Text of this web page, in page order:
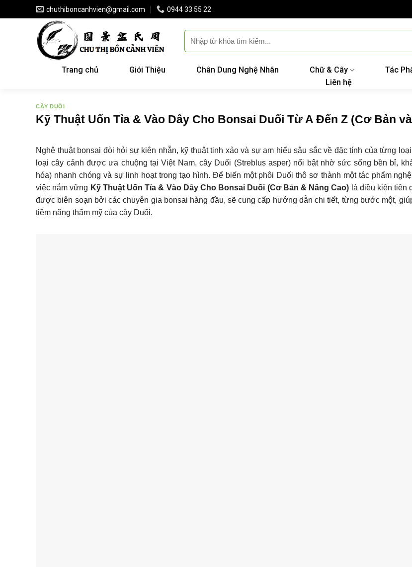
to
chuthiboncanhvien@gmail.com 0944 33 55 22
Trang chủ Giới Thiệu Chân Dung Nghệ Nhân Chữ & Cây Tác
Liên hệ
CÂY DUỐI
Kỹ Thuật Uốn Tỉa & Vào Dây Cho Bonsai Duối Từ A Đến Z (Cơ Bản
Nghệ thuật bonsai đòi hỏi sự kiên nhẫn, kỹ thuật tinh xảo và sự am hiểu sâu sắc về đặc tính của từng
loại cây cảnh được ưa chuộng tại Việt Nam, cây Duối (Streblus asper) nổi bật nhờ sức sống bền bỉ,
hóa) nhanh chóng và sự linh hoạt trong tạo hình. Để biến một phôi Duối thô sơ thành một tác phẩm
việc nắm vững Kỹ Thuật Uốn Tỉa & Vào Dây Cho Bonsai Duối (Cơ Bản & Nâng Cao) là điều kiện tiên
được biên soạn bởi các chuyên gia bonsai hàng đầu, sẽ cung cấp hướng dẫn chi tiết, từng bước một,
tiềm năng thẩm mỹ của cây Duối.